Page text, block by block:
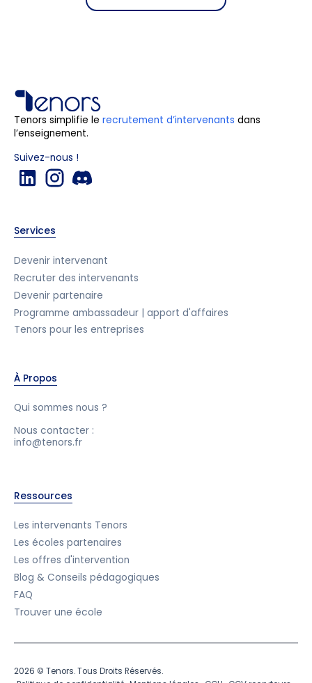
Tenors simplifie le recrutement d’intervenants dans
l’enseignement.
Suivez-nous !
Services
Devenir intervenant
Recruter des intervenants
Devenir partenaire
Programme ambassadeur | apport d'affaires
Tenors pour les entreprises
À Propos
Qui sommes nous ?
Nous contacter :
info@tenors.fr
Ressources
Les intervenants Tenors
Les écoles partenaires
Les offres d'intervention
Blog & Conseils pédagogiques
FAQ
Trouver une école
2026 © Tenors. Tous Droits Réservés.